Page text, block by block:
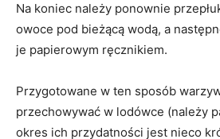
Na koniec należy ponownie
owoce pod bieżącą wodą, a
je papierowym ręcznikiem.
Przygotowane w ten sposób
przechowywać w lodówce (należy
okres ich przydatności jest nieco